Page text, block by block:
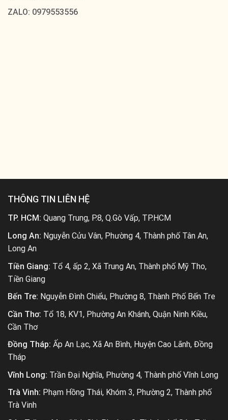
ZALO: 0979553556
THÔNG TIN LIÊN HỆ
TP. HCM: Quang Trung, P.8, Q.Gò Vấp, TP.HCM
Long An: Nguyễn Cửu Vân, Phường 4, Thành phố Tân An,
Long An
Tiền Giang: Tổ 4, ấp 2, Xã Trung An, Thành phố Mỹ Tho,
Tiền Giang
Bến Tre: Nguyễn Đình Chiểu, Phường 8, Thành Phố Bến Tre
Cần Thơ: Tổ 18, KV1, Phường An Khánh, Quận Ninh Kiều,
Cần Thơ
Đồng Tháp: Ấp An Lạc, Xã An Bình, Huyện Cao Lãnh, Đồng
Tháp
Vĩnh Long: Trần Đại Nghĩa, Phường 4, Thành phố Vĩnh Long
Trà Vinh: Phạm Hồng Thái, Khóm 3, Phường 2, Thành phố
Trà Vinh